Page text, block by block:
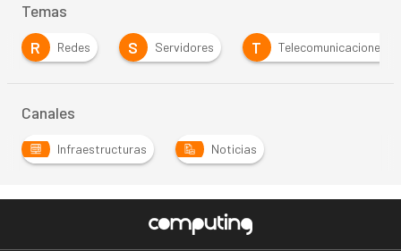
Temas
R
Redes S Servidores T Telecomunicaciones
Canales
Infraestructuras Noticias